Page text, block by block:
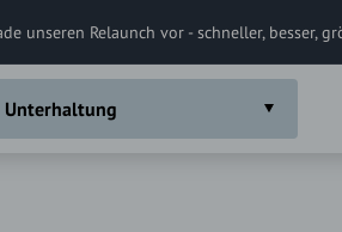
unseren Relaunch vor - schneller, besser,
Unterhaltung